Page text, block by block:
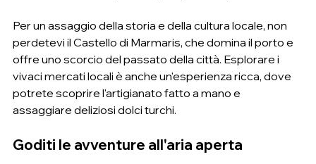
Per un assaggio della storia e della cultura locale, non
perdetevi il Castello di Marmaris, che domina il porto e
offre uno scorcio del passato della città. Esplorare i
vivaci mercati locali è anche un'esperienza ricca, dove
potrete scoprire l'artigianato fatto a mano e
assaggiare deliziosi dolci turchi.
Goditi le avventure all'aria aperta